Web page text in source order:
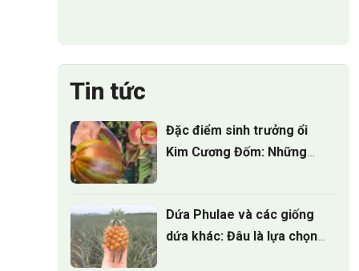
Tin tức
Đặc điểm sinh trưởng ổi
Kim Cương Đốm: Những
Dứa Phulae và các giống
dứa khác: Đâu là lựa chọn